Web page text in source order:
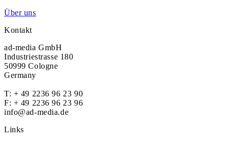
Über uns
Kontakt
ad-media GmbH
Industriestrasse 180
50999 Cologne
Germany
T: + 49 2236 96 23 90
F: + 49 2236 96 23 96
info@ad-media.de
Links